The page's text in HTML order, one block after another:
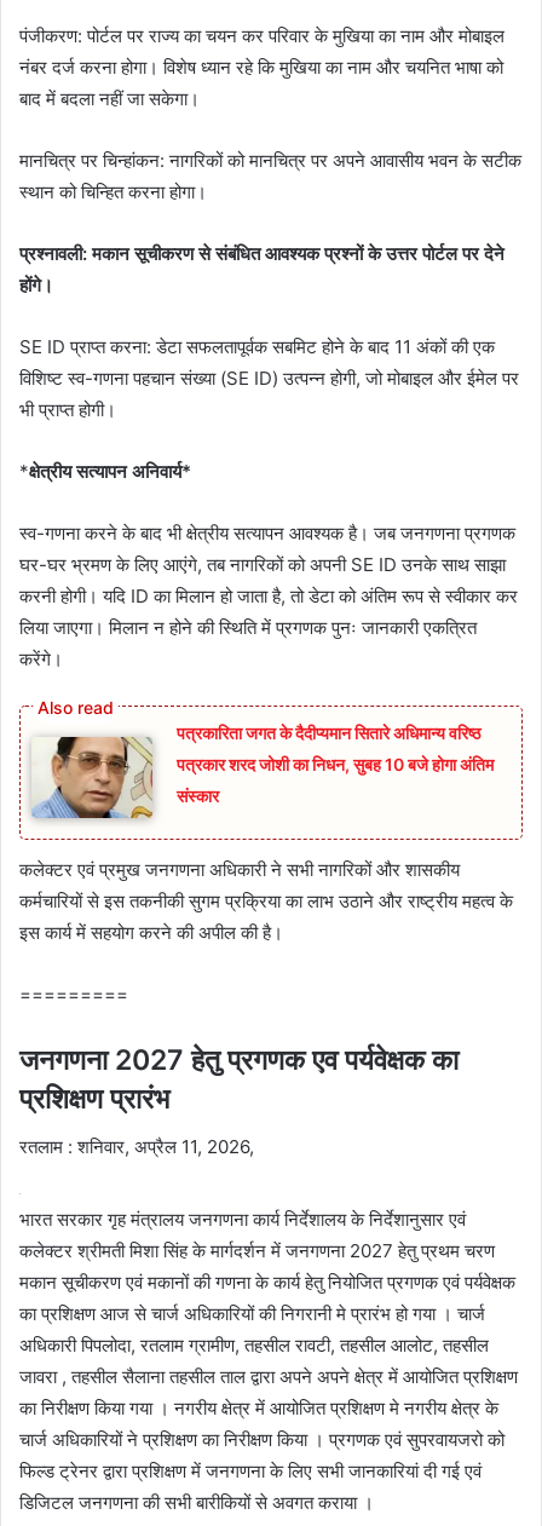
पंजीकरण: पोर्टल पर राज्य का चयन कर परिवार के मुखिया का नाम और मोबाइल
नंबर दर्ज करना होगा। विशेष ध्यान रहे कि मुखिया का नाम और चयनित भाषा को
बाद में बदला नहीं जा सकेगा।
मानचित्र पर चिन्हांकन: नागरिकों को मानचित्र पर अपने आवासीय भवन के सटीक
स्थान को चिन्हित करना होगा।
प्रश्नावली: मकान सूचीकरण से संबंधित आवश्यक प्रश्नों के उत्तर पोर्टल पर देने
होंगे।
SE ID प्राप्त करना: डेटा सफलतापूर्वक सबमिट होने के बाद 11 अंकों की एक
विशिष्ट स्व-गणना पहचान संख्या (SE ID) उत्पन्न होगी, जो मोबाइल और ईमेल पर
भी प्राप्त होगी।
*क्षेत्रीय सत्यापन अनिवार्य*
स्व-गणना करने के बाद भी क्षेत्रीय सत्यापन आवश्यक है। जब जनगणना प्रगणक
घर-घर भ्रमण के लिए आएंगे, तब नागरिकों को अपनी SE ID उनके साथ साझा
करनी होगी। यदि ID का मिलान हो जाता है, तो डेटा को अंतिम रूप से स्वीकार कर
लिया जाएगा। मिलान न होने की स्थिति में प्रगणक पुनः जानकारी एकत्रित
करेंगे।
पत्रकारिता जगत के दैदीप्यमान सितारे अधिमान्य वरिष्ठ
पत्रकार शरद जोशी का निधन, सुबह 10 बजे होगा अंतिम
संस्कार
कलेक्टर एवं प्रमुख जनगणना अधिकारी ने सभी नागरिकों और शासकीय
कर्मचारियों से इस तकनीकी सुगम प्रक्रिया का लाभ उठाने और राष्ट्रीय महत्व के
इस कार्य में सहयोग करने की अपील की है।
=========
जनगणना 2027 हेतु प्रगणक एव पर्यवेक्षक का
प्रशिक्षण प्रारंभ
रतलाम : शनिवार, अप्रैल 11, 2026,
भारत सरकार गृह मंत्रालय जनगणना कार्य निर्देशालय के निर्देशानुसार एवं
कलेक्टर श्रीमती मिशा सिंह के मार्गदर्शन में जनगणना 2027 हेतु प्रथम चरण
मकान सूचीकरण एवं मकानों की गणना के कार्य हेतु नियोजित प्रगणक एवं पर्यवेक्षक
का प्रशिक्षण आज से चार्ज अधिकारियों की निगरानी मे प्रारंभ हो गया । चार्ज
अधिकारी पिपलोदा, रतलाम ग्रामीण, तहसील रावटी, तहसील आलोट, तहसील
जावरा , तहसील सैलाना तहसील ताल द्वारा अपने अपने क्षेत्र में आयोजित प्रशिक्षण
का निरीक्षण किया गया । नगरीय क्षेत्र में आयोजित प्रशिक्षण मे नगरीय क्षेत्र के
चार्ज अधिकारियों ने प्रशिक्षण का निरीक्षण किया । प्रगणक एवं सुपरवायजरो को
फिल्ड ट्रेनर द्वारा प्रशिक्षण में जनगणना के लिए सभी जानकारियां दी गई एवं
डिजिटल जनगणना की सभी बारीकियों से अवगत कराया ।